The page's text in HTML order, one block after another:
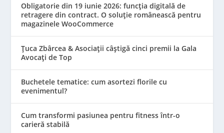
Obligatorie din 19 iunie 2026: funcția digitală de
retragere din contract. O soluție românească pentru
magazinele WooCommerce
Țuca Zbârcea & Asociații câștigă cinci premii la Gala
Avocați de Top
Buchetele tematice: cum asortezi florile cu
evenimentul?
Cum transformi pasiunea pentru fitness într-o
carieră stabilă